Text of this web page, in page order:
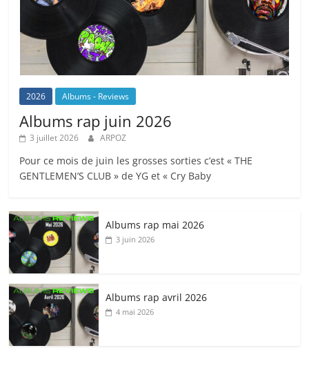
2026 Albums - Reviews
Albums rap juin 2026
3 juillet 2026 ARPOZ
Pour ce mois de juin les grosses sorties c’est « THE
GENTLEMEN’S CLUB » de YG et « Cry Baby
Albums rap mai 2026
3 juin 2026
Albums rap avril 2026
4 mai 2026